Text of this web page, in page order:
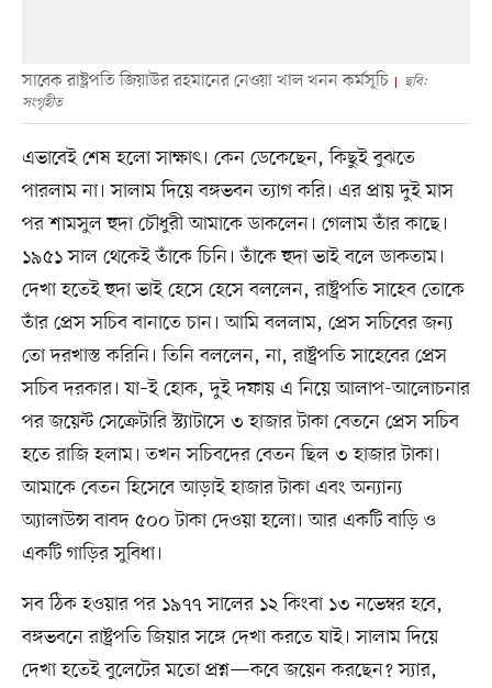
সাবেক রাষ্ট্রপতি জিয়াউর রহমানের নেওয়া খাল খনন কর্মসূচি
ছবি:
সংগৃহীত
এভাবেই শেষ হলো সাক্ষাৎ। কেন ডেকেছেন, কিছুই বুঝতে
পারলাম না। সালাম দিয়ে বঙ্গভবন ত্যাগ করি। এর প্রায় দুই মাস
পর শামসুল হুদা চৌধুরী আমাকে ডাকলেন। গেলাম তাঁর কাছে।
১৯৫১ সাল থেকেই তাঁকে চিনি। তাঁকে হুদা ভাই বলে ডাকতাম।
দেখা হতেই হুদা ভাই হেসে হেসে বললেন, রাষ্ট্রপতি সাহেব তোকে
তাঁর প্রেস সচিব বানাতে চান। আমি বললাম, প্রেস সচিবের জন্য
তো দরখাস্ত করিনি। তিনি বললেন, না, রাষ্ট্রপতি সাহেবের প্রেস
সচিব দরকার। যা–ই হোক, দুই দফায় এ নিয়ে আলাপ-আলোচনার
পর জয়েন্ট সেক্রেটারি স্ট্যাটাসে ৩ হাজার টাকা বেতনে প্রেস সচিব
হতে রাজি হলাম। তখন সচিবদের বেতন ছিল ৩ হাজার টাকা।
আমাকে বেতন হিসেবে আড়াই হাজার টাকা এবং অন্যান্য
অ্যালাউন্স বাবদ ৫০০ টাকা দেওয়া হলো। আর একটি বাড়ি ও
একটি গাড়ির সুবিধা।
সব ঠিক হওয়ার পর ১৯৭৭ সালের ১২ কিংবা ১৩ নভেম্বর হবে,
বঙ্গভবনে রাষ্ট্রপতি জিয়ার সঙ্গে দেখা করতে যাই। সালাম দিয়ে
দেখা হতেই বুলেটের মতো প্রশ্ন—কবে জয়েন করছেন? স্যার,